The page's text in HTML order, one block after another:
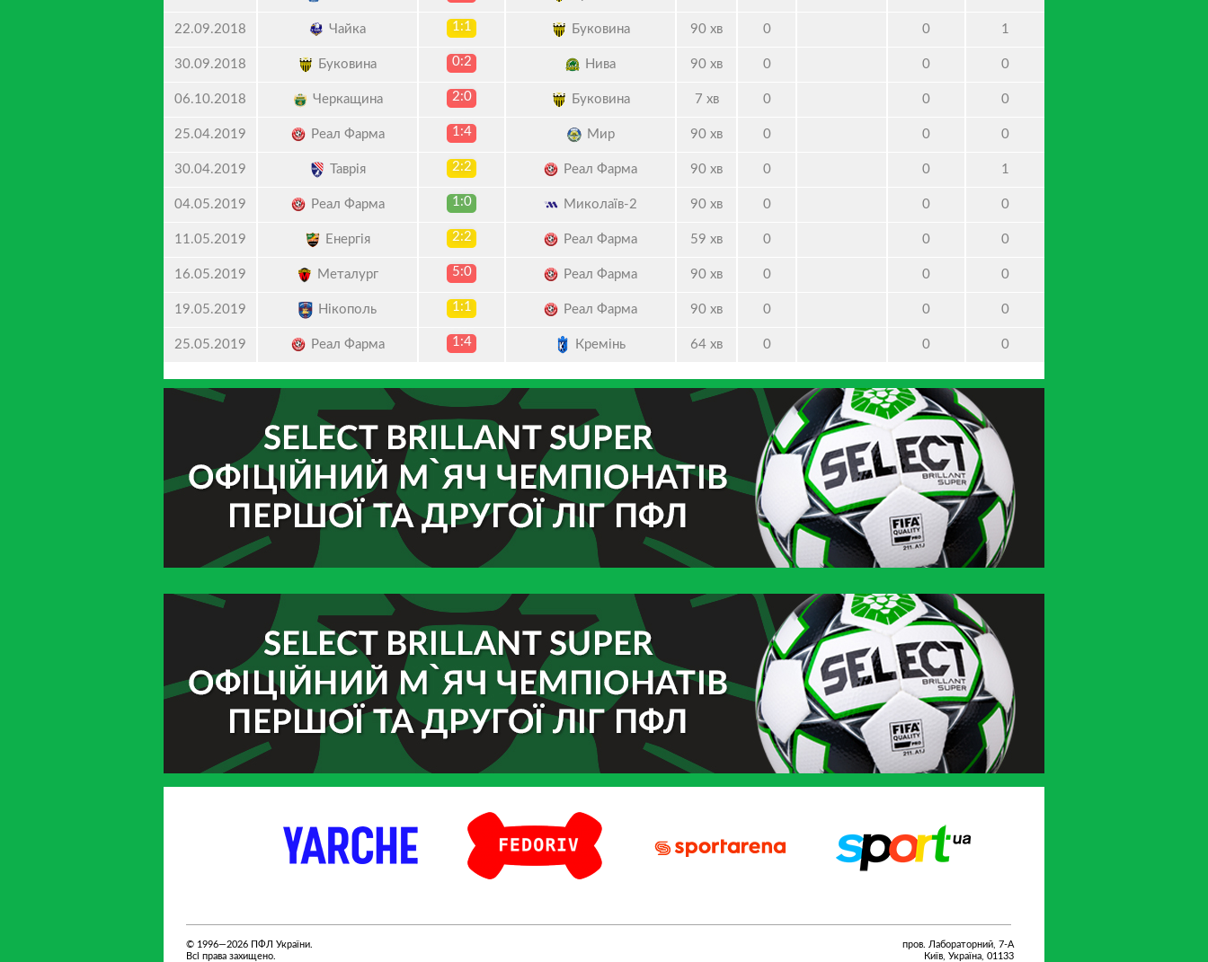
22.09.2018 Чайка 1:1 Буковина 90 хв 0 0 1
30.09.2018 Буковина 0:2 Нива 90 хв 0 0 0
06.10.2018 Черкащина 2:0 Буковина 7 хв 0 0 0
25.04.2019 Реал Фарма 1:4 Мир 90 хв 0 0 0
30.04.2019 Таврія 2:2 Реал Фарма 90 хв 0 0 1
04.05.2019 Реал Фарма 1:0 Миколаїв-2 90 хв 0 0 0
11.05.2019 Енергія 2:2 Реал Фарма 59 хв 0 0 0
16.05.2019 Металург 5:0 Реал Фарма 90 хв 0 0 0
19.05.2019 Нікополь 1:1 Реал Фарма 90 хв 0 0 0
25.05.2019 Реал Фарма 1:4 Кремінь 64 хв 0 0 0
© 1996—2026 ПФЛ України.
Всі права захищено.
пров. Лабораторний, 7-А
Київ, Україна, 01133